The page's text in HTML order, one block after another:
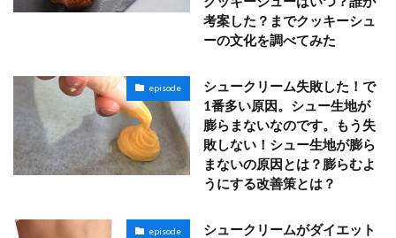
考案した？までクッキーシュ
ーの文化を調べてみた
episode
シュークリーム失敗した！で
1番多い原因。シュー生地が
膨らまないなのです。もう失
敗しない！シュー生地が膨ら
まないの原因とは？膨らむよ
うにする改善策とは？
episode
シュークリームがダイエット